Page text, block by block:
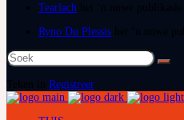
Tearlach
Ryno Du Plessis
Soek
na:
Registreer